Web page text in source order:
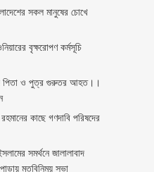
সকল মানুষের চোখে
বৃক্ষরোপণ কর্মসূচি
পিতা ও পুত্র গুরুতর আহত।।
কাছে গণদাবি পরিষদের
সমর্থনে জালালাবাদ
মতবিনিময় সভা